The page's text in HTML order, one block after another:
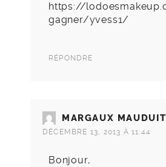
https://
gagner/yvess1/
RÉPONDRE
MARGAUX MAUDUIT
DÉCEMBRE 13, 2013 À 11:44
Bonjour,